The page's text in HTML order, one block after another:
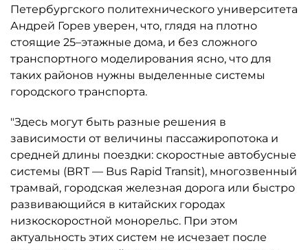
Петербургского политехнического университета
Андрей Горев уверен, что, глядя на плотно
стоящие 25–этажные дома, и без сложного
транспортного моделирования ясно, что для
таких районов нужны выделенные системы
городского транспорта.
"Здесь могут быть разные решения в
зависимости от величины пассажиропотока и
средней длины поездки: скоростные автобусные
системы (BRT — Bus Rapid Transit), многозвенный
трамвай, городская железная дорога или быстро
развивающийся в китайских городах
низкоскоростной монорельс. При этом
актуальность этих систем не исчезает после